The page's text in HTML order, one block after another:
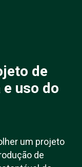
de
uso do
um projeto
de